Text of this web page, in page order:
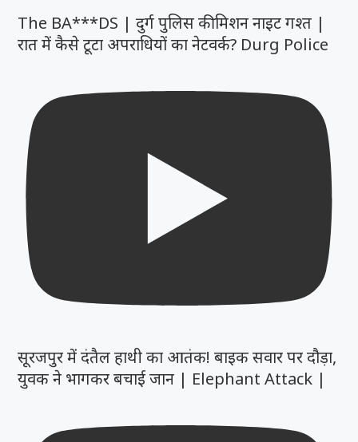
The BA***DS | दुर्ग पुलिस की मिशन नाइट गश्त |
रात में कैसे टूटा अपराधियों का नेटवर्क? Durg Police
सूरजपुर में दंतैल हाथी का आतंक! बाइक सवार पर दौड़ा,
युवक ने भागकर बचाई जान | Elephant Attack |